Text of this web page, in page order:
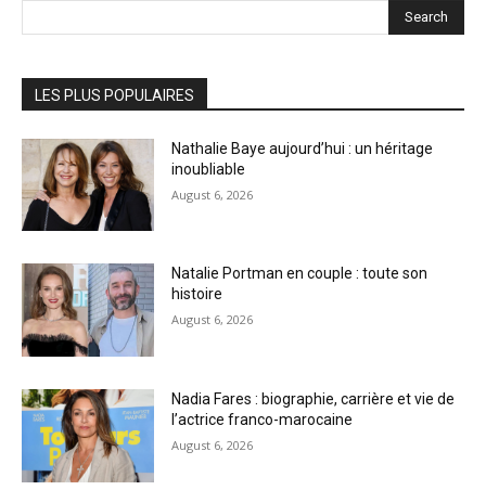
Search
LES PLUS POPULAIRES
Nathalie Baye aujourd’hui : un héritage
inoubliable
August 6, 2026
Natalie Portman en couple : toute son
histoire
August 6, 2026
Nadia Fares : biographie, carrière et vie de
l’actrice franco-marocaine
August 6, 2026